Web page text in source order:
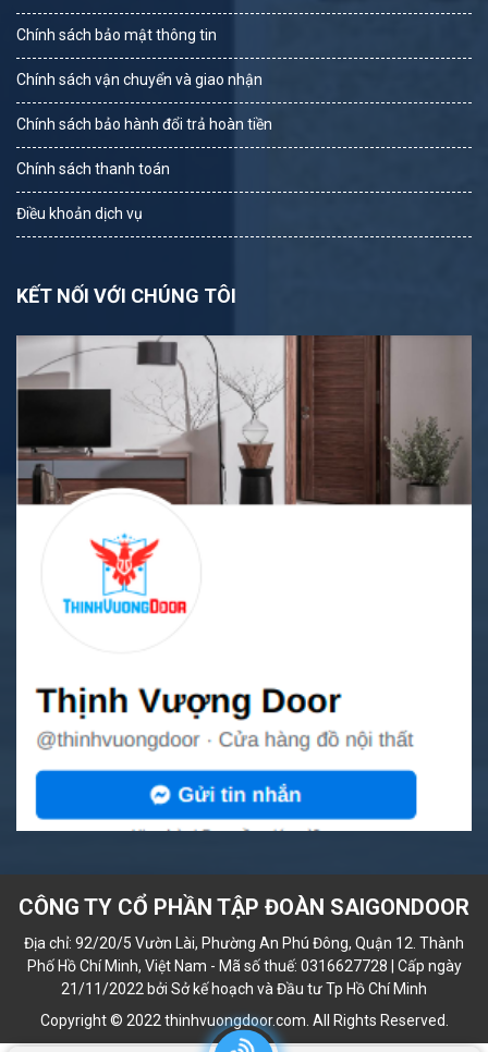
Chính sách bảo mật thông tin
Chính sách vận chuyển và giao nhận
Chính sách bảo hành đổi trả hoàn tiền
Chính sách thanh toán
Điều khoản dịch vụ
KẾT NỐI VỚI CHÚNG TÔI
CÔNG TY CỔ PHẦN TẬP ĐOÀN SAIGONDOOR
Địa chỉ: 92/20/5 Vườn Lài, Phường An Phú Đông, Quận 12. Thành
Phố Hồ Chí Minh, Việt Nam - Mã số thuế: 0316627728 | Cấp ngày
21/11/2022 bởi Sở kế hoạch và Đầu tư Tp Hồ Chí Minh
Copyright © 2022 thinhvuongdoor.com. All Rights Reserved.